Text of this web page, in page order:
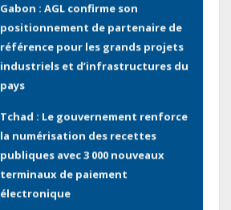
Gabon : AGL confirme son
positionnement de partenaire de
référence pour les grands projets
industriels et d’infrastructures du
pays
Tchad : Le gouvernement renforce
la numérisation des recettes
publiques avec 3 000 nouveaux
terminaux de paiement
électronique